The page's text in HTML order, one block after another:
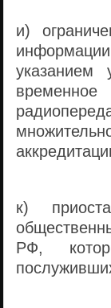
и)
к)
РФ,